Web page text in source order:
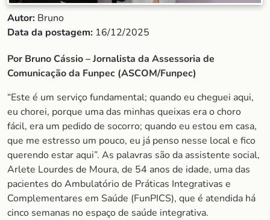
Autor: Bruno
Data da postagem: 16/12/2025
Por Bruno Cássio – Jornalista da Assessoria de
Comunicação da Funpec (ASCOM/Funpec)
“Este é um serviço fundamental; quando eu cheguei aqui,
eu chorei, porque uma das minhas queixas era o choro
fácil, era um pedido de socorro; quando eu estou em casa,
que me estresso um pouco, eu já penso nesse local e fico
querendo estar aqui”. As palavras são da assistente social,
Arlete Lourdes de Moura, de 54 anos de idade, uma das
pacientes do Ambulatório de Práticas Integrativas e
Complementares em Saúde (FunPICS), que é atendida há
cinco semanas no espaço de saúde integrativa.